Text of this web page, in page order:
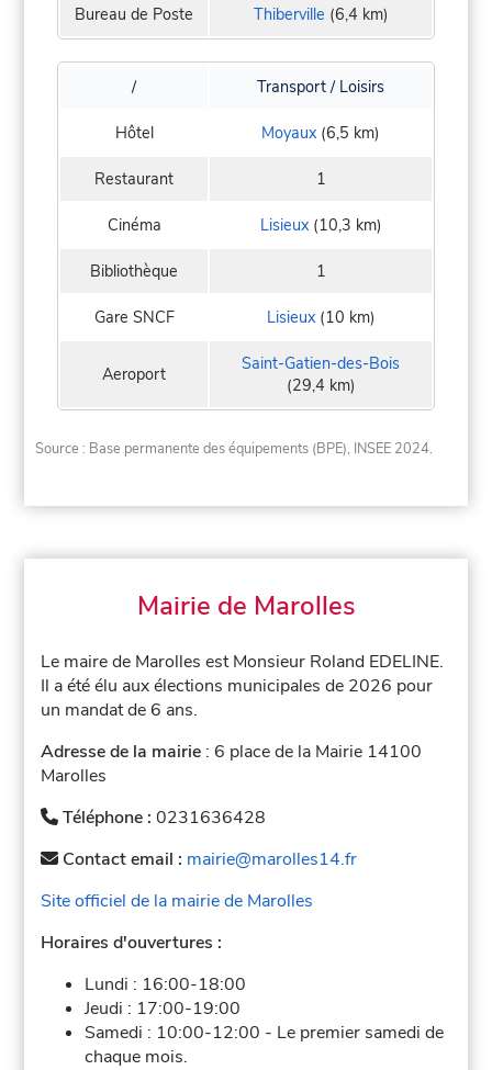
Bureau de Poste Thiberville (6,4 km)
/ Transport / Loisirs
Hôtel Moyaux (6,5 km)
Restaurant 1
Cinéma Lisieux(10,3 km)
Bibliothèque 1
Gare SNCF Lisieux(10 km)
Aeroport
Saint-Gatien-des-Bois
(29,4 km)
Source : Base permanente des équipements (BPE), INSEE 2024.
Mairie de Marolles
Le maire de Marolles est Monsieur Roland EDELINE.
Il a été élu aux élections municipales de 2026 pour
un mandat de 6 ans.
Adresse de la mairie : 6 place de la Mairie 14100
Marolles
Téléphone :0231636428
Contact email : mairie@marolles14.fr
Site officiel de la mairie de Marolles
Horaires d'ouvertures :
Lundi : 16:00-18:00
Jeudi : 17:00-19:00
Samedi : 10:00-12:00 - Le premier samedi de
chaque mois.